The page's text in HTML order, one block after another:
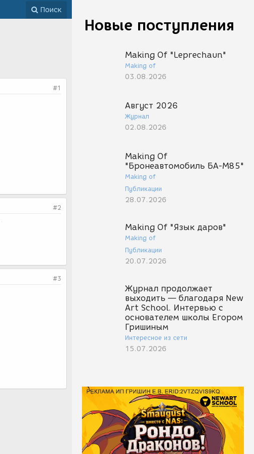
Новые поступления
Making Of "Leprechaun"
Making of
03.08.2026
Август 2026
Журнал
02.08.2026
Making Of
"Бронеавтомобиль БА-М85"
Making of
Публикации
28.07.2026
Making Of "Язык даров"
Making of
Публикации
20.07.2026
Журнал продолжает
выходить — благодаря New
Art School. Интервью с
основателем школы Егором
Гришиным
Интересное из сети
15.07.2026
Поиск
#1
#2
#3